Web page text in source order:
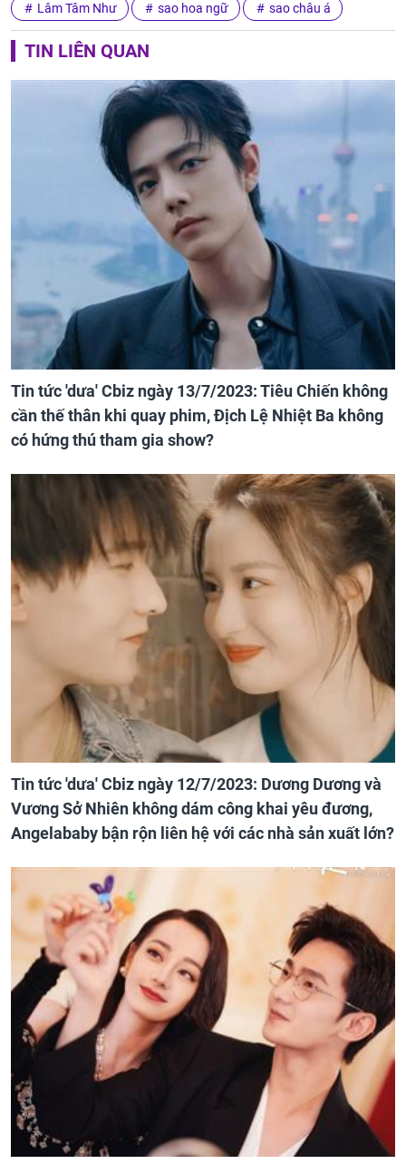
Lâm Tâm Như sao hoa ngữ sao châu á
TIN LIÊN QUAN
Tin tức 'dưa' Cbiz ngày 13/7/2023: Tiêu Chiến không
cần thế thân khi quay phim, Địch Lệ Nhiệt Ba không
có hứng thú tham gia show?
Tin tức 'dưa' Cbiz ngày 12/7/2023: Dương Dương và
Vương Sở Nhiên không dám công khai yêu đương,
Angelababy bận rộn liên hệ với các nhà sản xuất lớn?